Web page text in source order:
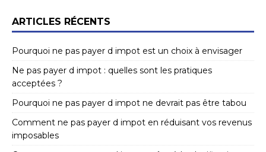
ARTICLES RÉCENTS
Pourquoi ne pas payer d impot est un choix à envisager
Ne pas payer d impot : quelles sont les pratiques
acceptées ?
Pourquoi ne pas payer d impot ne devrait pas être tabou
Comment ne pas payer d impot en réduisant vos revenus
imposables